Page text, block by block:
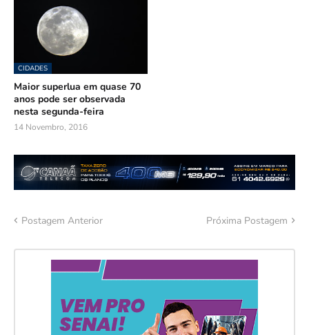
CIDADES
Maior superlua em quase 70
anos pode ser observada
nesta segunda-feira
14 Novembro, 2016
Postagem Anterior Próxima Postagem